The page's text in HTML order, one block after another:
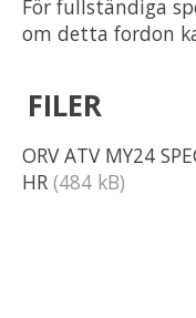
För fullständiga
om detta fordon
FILER
ORV ATV MY24
HR (484 kB)